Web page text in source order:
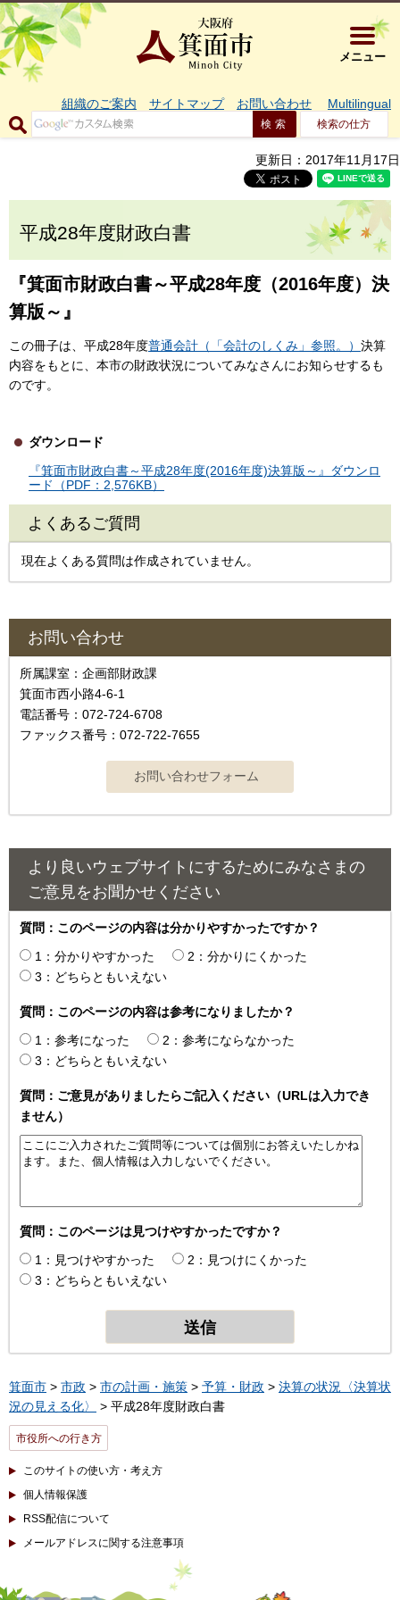
大阪府箕
メニュー
組織のご案内 サイトマップ お問い合わせ Multilingual
検索の仕方
更新日：2017年11月17日
平成28年度財政白書
『箕面市財政白書～平成28年度（2016年度）決
算版～』
この冊子は、平成28年度普通会計（「会計のしくみ」参照。） 決算
内容をもとに、本市の財政状況についてみなさんにお知らせするも
のです。
ダウンロード
『箕面市財政白書～平成28年度(2016年度)決算版～』ダウンロ
ード（PDF：2,576KB）
よくあるご質問
現在よくある質問は作成されていません。
お問い合わせ
所属課室：企画部財政課
箕面市西小路4-6-1
電話番号：072-724-6708
ファックス番号：072-722-7655
より良いウェブサイトにするためにみなさまの
ご意見をお聞かせください
質問：このページの内容は分かりやすかったですか？
1：分かりやすかった
2：分かりにくかった
3：どちらともいえない
質問：このページの内容は参考になりましたか？
1：参考になった
2：参考にならなかった
3：どちらともいえない
質問：ご意見がありましたらご記入ください（URLは入力でき
ません）
質問：このページは見つけやすかったですか？
1：見つけやすかった
2：見つけにくかった
3：どちらともいえない
箕面市 > 市政 > 市の計画・施策 > 予算・財政 > 決算の状況〈決算状
況の見える化〉
> 平成28年度財政白書
市役所への行き方
このサイトの使い方・考え方
個人情報保護
RSS配信について
メールアドレスに関する注意事項